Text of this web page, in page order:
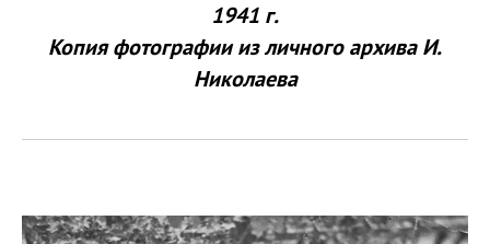
1941 г.
Копия фотографии из личного архива И.
Николаева